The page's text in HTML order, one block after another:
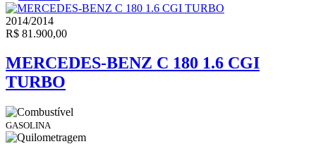
2014/2014
R$ 81.900,00
MERCEDES-BENZ C 180 1.6 CGI
TURBO
GASOLINA